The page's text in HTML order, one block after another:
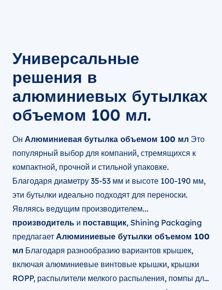
Универсальные
решения в
алюминиевых бутылках
объемом 100 мл.
Он Алюминиевая бутылка объемом 100 мл Это
популярный выбор для компаний, стремящихся к
компактной, прочной и стильной упаковке.
Благодаря диаметру 35-53 мм и высоте 100-190 мм,
эти бутылки идеально подходят для переноски.
Являясь ведущим производителем...
производитель и поставщик, Shining Packaging
предлагает Алюминиевые бутылки объемом 100
мл Благодаря разнообразию вариантов крышек,
включая алюминиевые винтовые крышки, крышки
ROPP, распылители мелкого распыления, помпы для